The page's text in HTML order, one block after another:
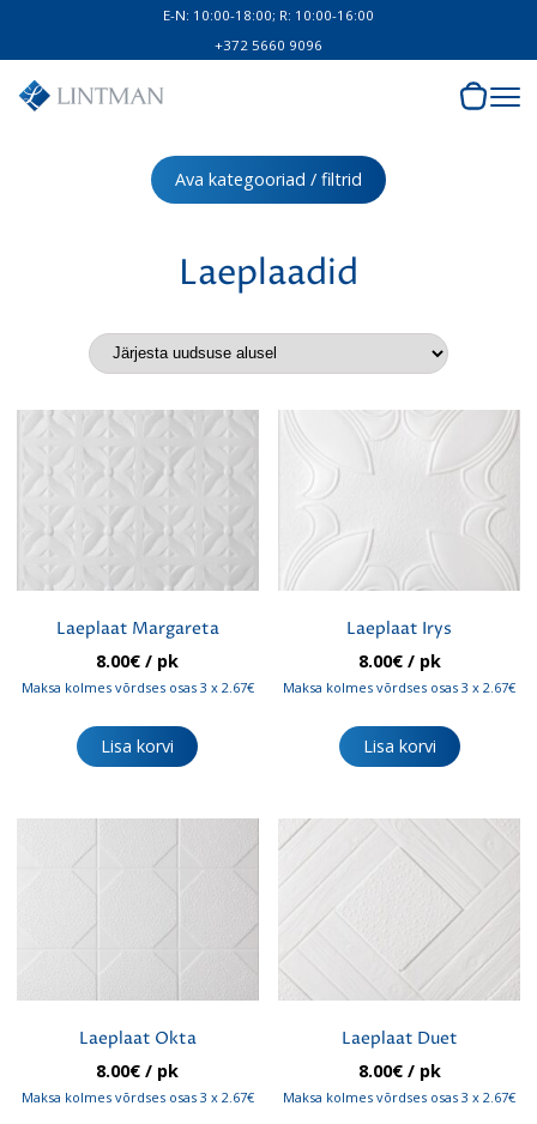
E-N: 10:00-18:00; R: 10:00-16:00
+372 5660 9096
Ava kategooriad / filtrid
Laeplaadid
Laeplaat Margareta
8.00€ / pk
Maksa kolmes võrdses osas 3 x 2.67€
Lisa korvi
Laeplaat Irys
8.00€/ pk
Maksa kolmes võrdses osas 3 x 2.67€
Lisa korvi
Laeplaat Okta
8.00€ / pk
Maksa kolmes võrdses osas 3 x 2.67€
Laeplaat Duet
8.00€/ pk
Maksa kolmes võrdses osas 3 x 2.67€